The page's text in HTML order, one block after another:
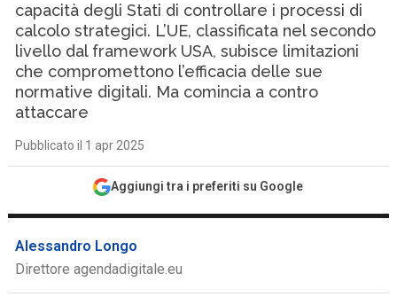
capacità degli Stati di controllare i processi di
calcolo strategici. L’UE, classificata nel secondo
livello dal framework USA, subisce limitazioni
che compromettono l’efficacia delle sue
normative digitali. Ma comincia a contro
attaccare
Pubblicato il 1 apr 2025
Aggiungi tra i preferiti su Google
Alessandro Longo
Direttore agendadigitale.eu